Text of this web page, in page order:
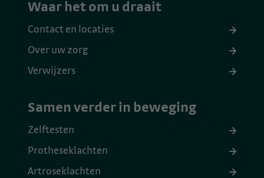
Waar het om u draait
Contact en locaties
Over uw zorg
Verwijzers
Samen verder in beweging
Zelftesten
Protheseklachten
Artroseklachten